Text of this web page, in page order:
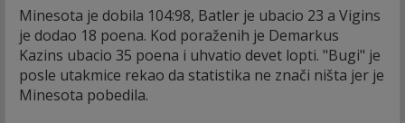
Minesota je dobila 104:98, Batler je ubacio 23 a Vigins
je dodao 18 poena. Kod poraženih je Demarkus
Kazins ubacio 35 poena i uhvatio devet lopti. "Bugi" je
posle utakmice rekao da statistika ne znači ništa jer je
Minesota pobedila.